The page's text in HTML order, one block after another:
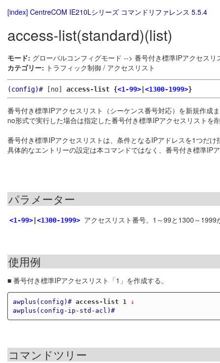
[index] CentreCOM IE210Lシリーズ コマンドリファレンス 5.5.4
access-list(standard)(list)
モード: グローバルコンフィグモード --> 番号付き標準IPアクセスリ
カテゴリー: トラフィック制御 / アクセスリスト
(config)#[no] access-list {<1-99> <1300-1999>}
番号付き標準IPアクセスリスト（シーケンス番号対応）を新規作成
no形式で実行した場合は指定した番号付き標準IPアクセスリスト
番号付き標準IPアクセスリストは、条件となるIPアドレスを1つだ
具体的なエントリーの設定は本コマンドではなく、番号付き標準IP
パラメーター
<1-99> <1300-1999> アクセスリスト番号。1～99と1300～
使用例
■ 番号付き標準IPアクセスリスト「1」を作成する。
awplus(config)# access-list 1
↓
awplus(config-ip-std-acl)#
コマンドツリー